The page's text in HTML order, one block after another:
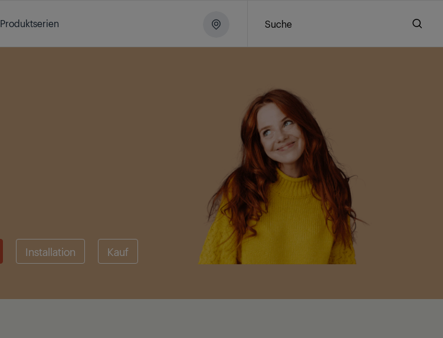
Produktserien Suche
Installation Kauf